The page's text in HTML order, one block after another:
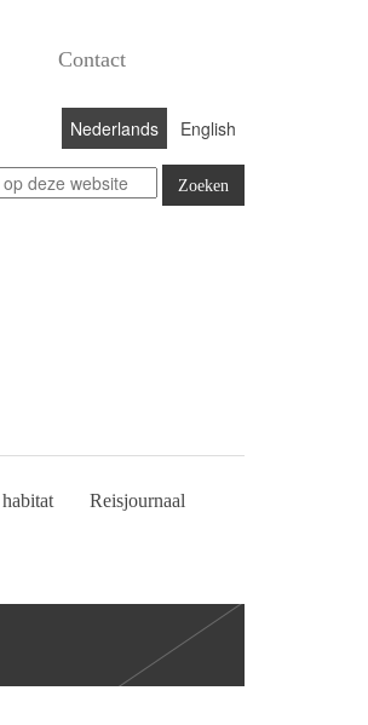
Contact
Nederlands English
Reisjournaal